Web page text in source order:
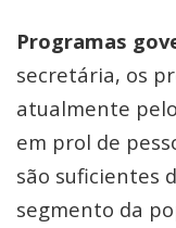
Programas
secretária, os
atualmente
em prol de
são suficientes
segmento da